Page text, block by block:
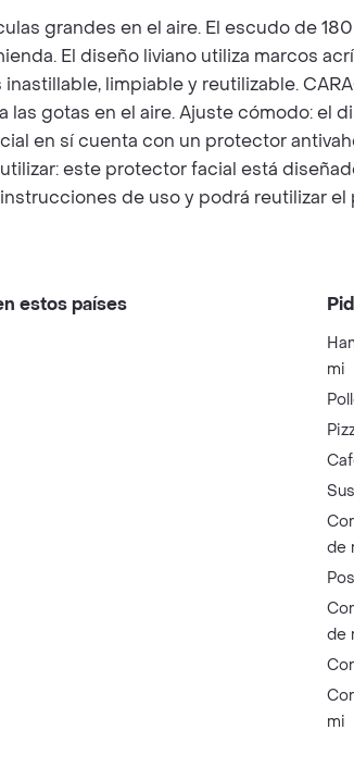
grandes en el aire. El escudo de
El diseño liviano utiliza marcos
limpiable y reutilizable.
gotas en el aire. Ajuste cómodo: el
en sí cuenta con un protector
este protector facial está
de uso y podrá reutilizar el
estos países
mi
de
de
mi